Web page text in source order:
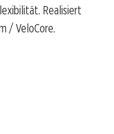
Realisiert
/ VeloCore.